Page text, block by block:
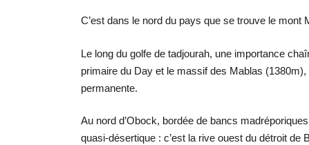
C’est dans le nord du pays que se trouve le mont
Le long du golfe de tadjourah, une importance
primaire du Day et le massif des Mablas
permanente.
Au nord d’Obock, bordée de bancs
quasi-désertique : c’est la rive ouest du détroit